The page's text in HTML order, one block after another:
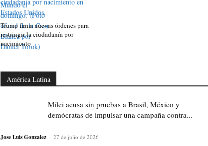
Trump firma nuevas órdenes para
restringir la ciudadanía por
nacimiento
América Latina
Milei acusa sin pruebas a Brasil, México y
demócratas de impulsar una campaña contra...
Jose Luis Gonzalez - 27 de julio de 2026